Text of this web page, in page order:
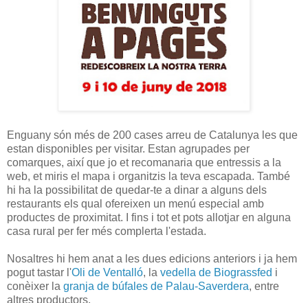
Enguany són més de 200 cases arreu de Catalunya les que
estan disponibles per visitar. Estan agrupades per
comarques, així que jo et recomanaria que entressis a la
web, et miris el mapa i organitzis la teva escapada. També
hi ha la possibilitat de quedar-te a dinar a alguns dels
restaurants els qual ofereixen un menú especial amb
productes de proximitat. I fins i tot et pots allotjar en alguna
casa rural per fer més complerta l'estada.
Nosaltres hi hem anat a les dues edicions anteriors i ja hem
pogut tastar l'Oli de Ventalló, la vedella de Biograssfed i
conèixer la granja de búfales de Palau-Saverdera, entre
altres productors.